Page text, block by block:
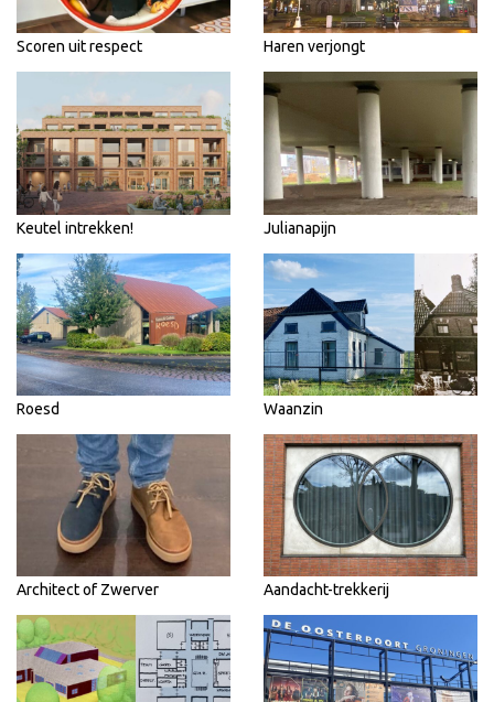
Scoren uit respect Haren verjongt
Keutel intrekken! Julianapijn
Roesd Waanzin
Architect of Zwerver Aandacht-trekkerij